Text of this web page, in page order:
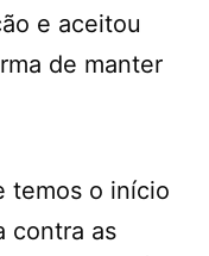
e aceitou
de manter
temos o início
contra as